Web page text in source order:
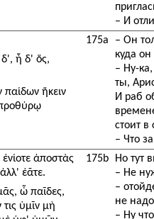
δ', ἦ δ' ὅς,
παίδων ἥκειν
ἀποστὰς
ἐᾶτε.
ὦ παῖδες,
ὑμῖν μὴ
175a
175b
– И
– Он
куда
– Ну-
ты,
И раб
стоит в
– Что
Но тут
– Не
–
не надо
– Ну